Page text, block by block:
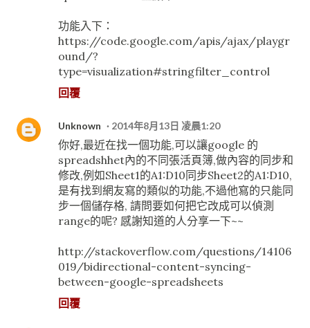
功能入下：
https://code.google.com/apis/ajax/playgr
ound/?
type=visualization#stringfilter_control
回覆
Unknown 2014年8月13日 凌晨1:20
你好,最近在找一個功能,可以讓google 的
spreadshhet內的不同張活頁簿,做內容的同步和
修改,例如Sheet1的A1:D10同步Sheet2的A1:D10,
是有找到網友寫的類似的功能,不過他寫的只能同
步一個儲存格, 請問要如何把它改成可以偵測
range的呢? 感謝知道的人分享一下~~
http://stackoverflow.com/questions/14106
019/bidirectional-content-syncing-
between-google-spreadsheets
回覆